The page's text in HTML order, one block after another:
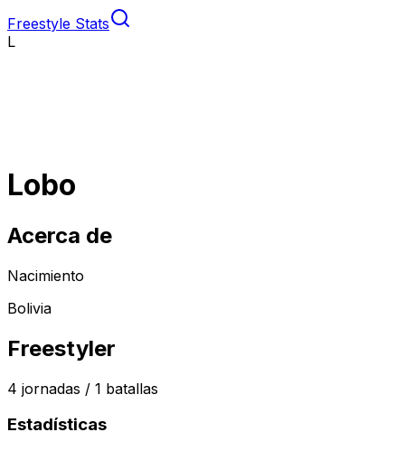
Freestyle Stats
L
Lobo
Acerca de
Nacimiento
Bolivia
Freestyler
4 jornadas / 1 batallas
Estadísticas